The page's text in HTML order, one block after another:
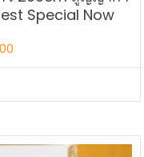
Special Now
Current
price